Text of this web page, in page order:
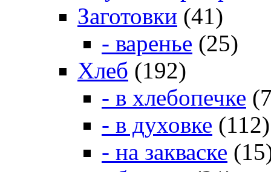
Заготовки (41)
- варенье (25)
Хлеб (192)
- в хлебопечке
- в духовке (112)
- на закваске